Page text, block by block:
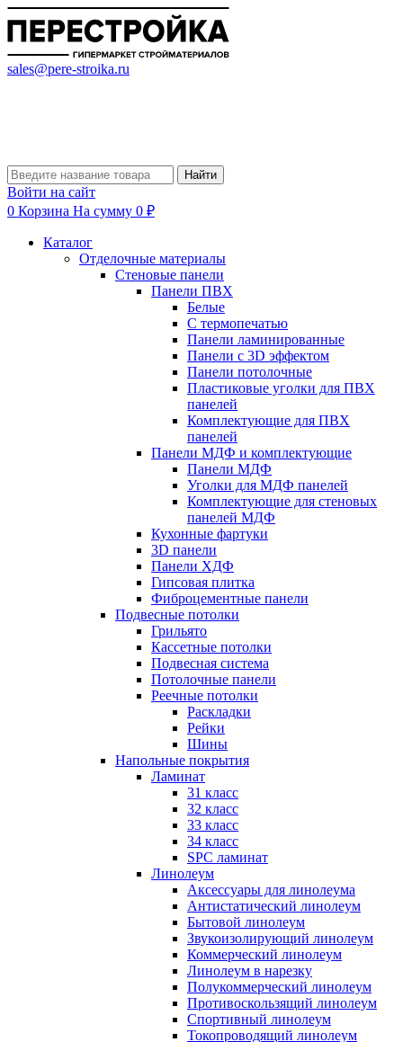
sales@pere-stroika.ru
Найти
Войти на сайт
0 Корзина На сумму 0 ₽
Каталог
Отделочные материалы
Стеновые панели
Панели ПВХ
Белые
С термопечатью
Панели ламинированные
Панели с 3D эффектом
Панели потолочные
Пластиковые уголки для ПВХ
панелей
Комплектующие для ПВХ
панелей
Панели МДФ и комплектующие
Панели МДФ
Уголки для МДФ панелей
Комплектующие для стеновых
панелей МДФ
Кухонные фартуки
3D панели
Панели ХДФ
Гипсовая плитка
Фиброцементные панели
Подвесные потолки
Грильято
Кассетные потолки
Подвесная система
Потолочные панели
Реечные потолки
Раскладки
Рейки
Шины
Напольные покрытия
Ламинат
31 класс
32 класс
33 класс
34 класс
SPC ламинат
Линолеум
Аксессуары для линолеума
Антистатический линолеум
Бытовой линолеум
Звукоизолирующий линолеум
Коммерческий линолеум
Линолеум в нарезку
Полукоммерческий линолеум
Противоскользящий линолеум
Спортивный линолеум
Токопроводящий линолеум